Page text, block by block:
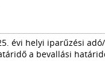
évi helyi iparűzési
a bevallási